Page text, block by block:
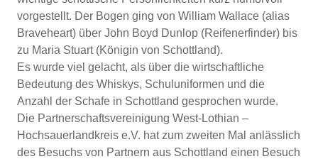
vorgestellt. Der Bogen ging von William Wallace (alias
Braveheart) über John Boyd Dunlop (Reifenerfinder) bis
zu Maria Stuart (Königin von Schottland).
Es wurde viel gelacht, als über die wirtschaftliche
Bedeutung des Whiskys, Schuluniformen und die
Anzahl der Schafe in Schottland gesprochen wurde.
Die Partnerschaftsvereinigung West-Lothian –
Hochsauerlandkreis e.V. hat zum zweiten Mal anlässlich
des Besuchs von Partnern aus Schottland einen Besuch